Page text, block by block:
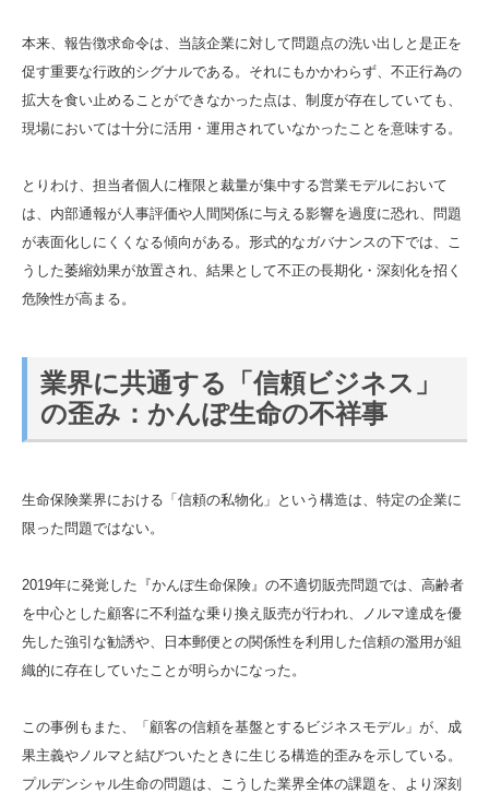
本来、報告徴求命令は、当該企業に対して問題点の洗い出しと是正を
促す重要な行政的シグナルである。それにもかかわらず、不正行為の
拡大を食い止めることができなかった点は、制度が存在していても、
現場においては十分に活用・運用されていなかったことを意味する。
とりわけ、担当者個人に権限と裁量が集中する営業モデルにおいて
は、内部通報が人事評価や人間関係に与える影響を過度に恐れ、問題
が表面化しにくくなる傾向がある。形式的なガバナンスの下では、こ
うした萎縮効果が放置され、結果として不正の長期化・深刻化を招く
危険性が高まる。
業界に共通する「信頼ビジネス」
の歪み：かんぽ生命の不祥事
生命保険業界における「信頼の私物化」という構造は、特定の企業に
限った問題ではない。
2019年に発覚した『かんぽ生命保険』の不適切販売問題では、高齢者
を中心とした顧客に不利益な乗り換え販売が行われ、ノルマ達成を優
先した強引な勧誘や、日本郵便との関係性を利用した信頼の濫用が組
織的に存在していたことが明らかになった。
この事例もまた、「顧客の信頼を基盤とするビジネスモデル」が、成
果主義やノルマと結びついたときに生じる構造的歪みを示している。
プルデンシャル生命の問題は、こうした業界全体の課題を、より深刻